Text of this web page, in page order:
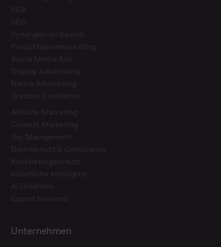
Unternehmen